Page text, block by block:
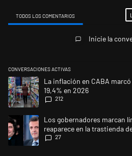
TODOS LOS COMENTARIOS
Inicie la
CONVERSACIONES ACTIVAS
Este listado muestra los artículos con
Un artículo de tendencia con el título
La inflación en CABA
19,4% en 2026
212
Un artículo de tendencia con el título
Los gobernadores marcan
reaparece en la trastienda
27